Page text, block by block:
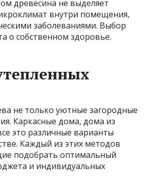
древесина не выделяет
внутри помещения,
заболеваниями. Выбор
о собственном здоровье.
не только уютные загородные
Каркасные дома, дома из
это различные варианты
Каждый из этих методов
подобрать оптимальный
и индивидуальных